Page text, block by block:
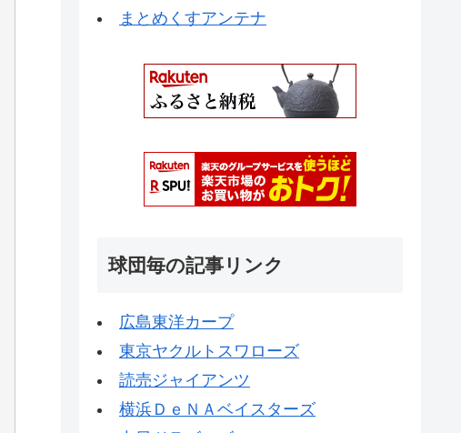
まとめくすアンテナ
球団毎の記事リンク
広島東洋カープ
東京ヤクルトスワローズ
読売ジャイアンツ
横浜ＤｅＮＡベイスターズ